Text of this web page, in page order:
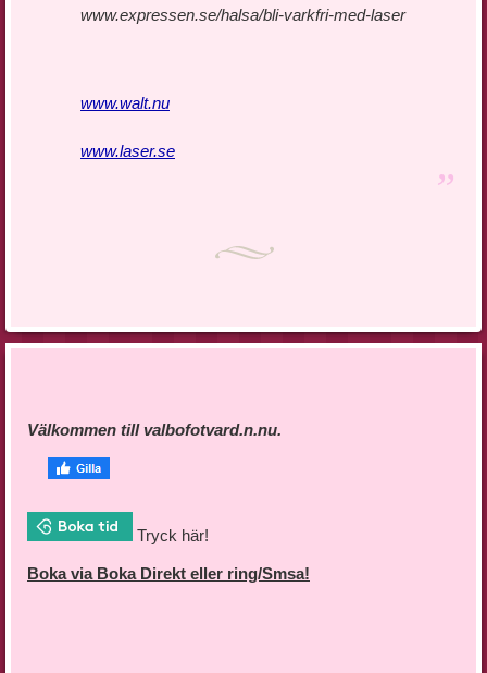
www.expressen.se/halsa/bli-varkfri-med-laser
www.walt.nu
www.laser.se
Välkommen till valbofotvard.n.nu.
Tryck här!
Bokavia Boka Direkt eller ring/Smsa!